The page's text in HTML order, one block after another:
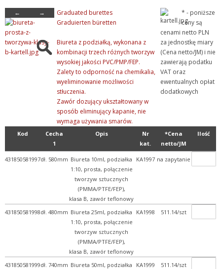
+ Life Science
+ Mikroskopia
- Naczynia miarowe
+ Cylindry miarowe
+ Kolby miarowe
+ Zlewki i naczynia ze sk...
+ Pobieranie próbek
+ Pojemniki, naczynia, ku...
+ Pozostałe produkty
+ Statywy, pudełka i sto...
+ Rury, pręty, kapilary ...
+ Szkło kwarcowe
+ Termometry / Areometry
+ Urządzenia laboratoryj...
← →
Graduated burettes
Graduierten büretten
Biureta z podziałką, wykonana z
kombinacji trzech różnych tworzyw
wysokiej jakości PVC/PMP/FEP.
Zalety to odporność na chemikalia,
wyeliminowanie możliwości
stłuczenia.
Zawór dozujący ukształtowany w
sposób eliminujący kapanie, nie
wymaga używania smarów.
* - poniższe
ceny są
cenami netto PLN
za jednostkę miary
(Cena netto/JM) i nie
zawierają podatku
VAT oraz
ewentualnych opłat
dodatkowych
Kod
Cecha
1
Opis
Nr
kat.
*Cena
netto/JM
Ilość
431850581997dł. 580mm Biureta 10ml, podziałka
1:10, prosta, połączenie
tworzyw sztucznych
(PMMA/PTFE/FEP),
klasa B, zawór teflonowy
KA1997 na zapytanie
431850581998dł. 480mm Biureta 25ml, podziałka
1:10, prosta, połączenie
tworzyw sztucznych
(PMMA/PTFE/FEP),
klasa B, zawór teflonowy
KA1998 511.14/szt
431850581999dł. 740mm Biureta 50ml, podziałka
KA1999 511.14/szt